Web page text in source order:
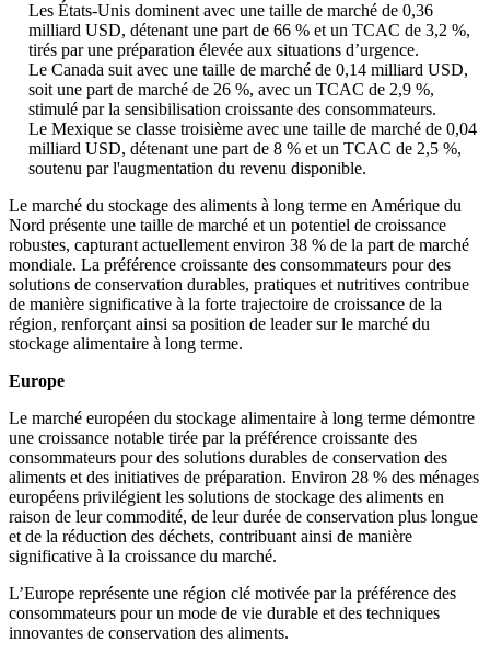
Les États-Unis dominent avec une taille de marché de 0,36
milliard USD, détenant une part de 66 % et un TCAC de 3,2 %,
tirés par une préparation élevée aux situations d’urgence.
Le Canada suit avec une taille de marché de 0,14 milliard USD,
soit une part de marché de 26 %, avec un TCAC de 2,9 %,
stimulé par la sensibilisation croissante des consommateurs.
Le Mexique se classe troisième avec une taille de marché de 0,04
milliard USD, détenant une part de 8 % et un TCAC de 2,5 %,
soutenu par l'augmentation du revenu disponible.
Le marché du stockage des aliments à long terme en Amérique du
Nord présente une taille de marché et un potentiel de croissance
robustes, capturant actuellement environ 38 % de la part de marché
mondiale. La préférence croissante des consommateurs pour des
solutions de conservation durables, pratiques et nutritives contribue
de manière significative à la forte trajectoire de croissance de la
région, renforçant ainsi sa position de leader sur le marché du
stockage alimentaire à long terme.
Europe
Le marché européen du stockage alimentaire à long terme démontre
une croissance notable tirée par la préférence croissante des
consommateurs pour des solutions durables de conservation des
aliments et des initiatives de préparation. Environ 28 % des ménages
européens privilégient les solutions de stockage des aliments en
raison de leur commodité, de leur durée de conservation plus longue
et de la réduction des déchets, contribuant ainsi de manière
significative à la croissance du marché.
L’Europe représente une région clé motivée par la préférence des
consommateurs pour un mode de vie durable et des techniques
innovantes de conservation des aliments.